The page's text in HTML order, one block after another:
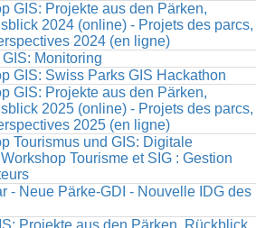
GIS: Projekte aus den Pärken,
2024 (online) - Projets des parcs,
2024 (en ligne)
Monitoring
GIS: Swiss Parks GIS Hackathon
GIS: Projekte aus den Pärken,
2025 (online) - Projets des parcs,
2025 (en ligne)
Tourismus und GIS: Digitale
Tourisme et SIG : Gestion
- Neue Pärke-GDI - Nouvelle IDG des
Projekte aus den Pärken, Rückblick